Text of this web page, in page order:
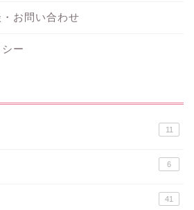
お問い合わせ
ー
11
6
41